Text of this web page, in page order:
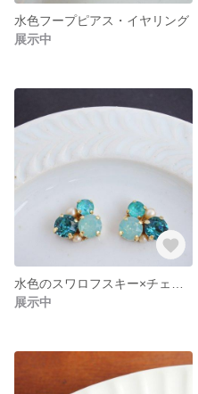
水色フープピアス・イヤリング
展示中
展示中